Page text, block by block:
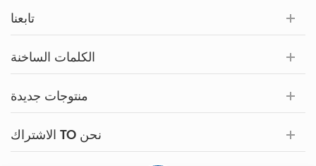
تابعنا
الكلمات الساخنة
منتوجات جديدة
الاشتراك TO نحن